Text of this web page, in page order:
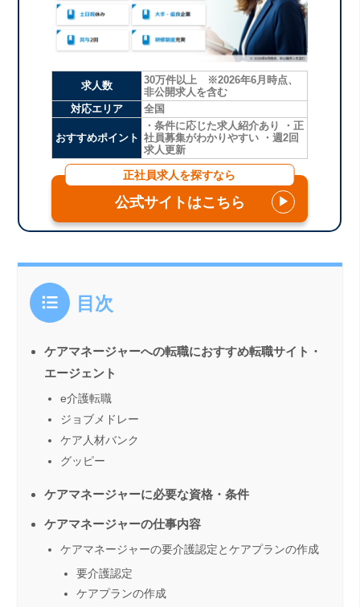
求人数
30万件以上 ※2026年6月時点、
非公開求人を含む
対応エリア
全国
おすすめポイント
・条件に応じた求人紹介あり ・正
社員募集がわかりやすい ・週2回
求人更新
正社員求人を探すなら
公式サイトはこちら ▶
目次
ケアマネージャーへの転職におすすめ転職サイト・
エージェント
e介護転職
ジョブメドレー
ケア人材バンク
グッピー
ケアマネージャーに必要な資格・条件
ケアマネージャーの仕事内容
ケアマネージャーの要介護認定とケアプランの作成
要介護認定
ケアプランの作成